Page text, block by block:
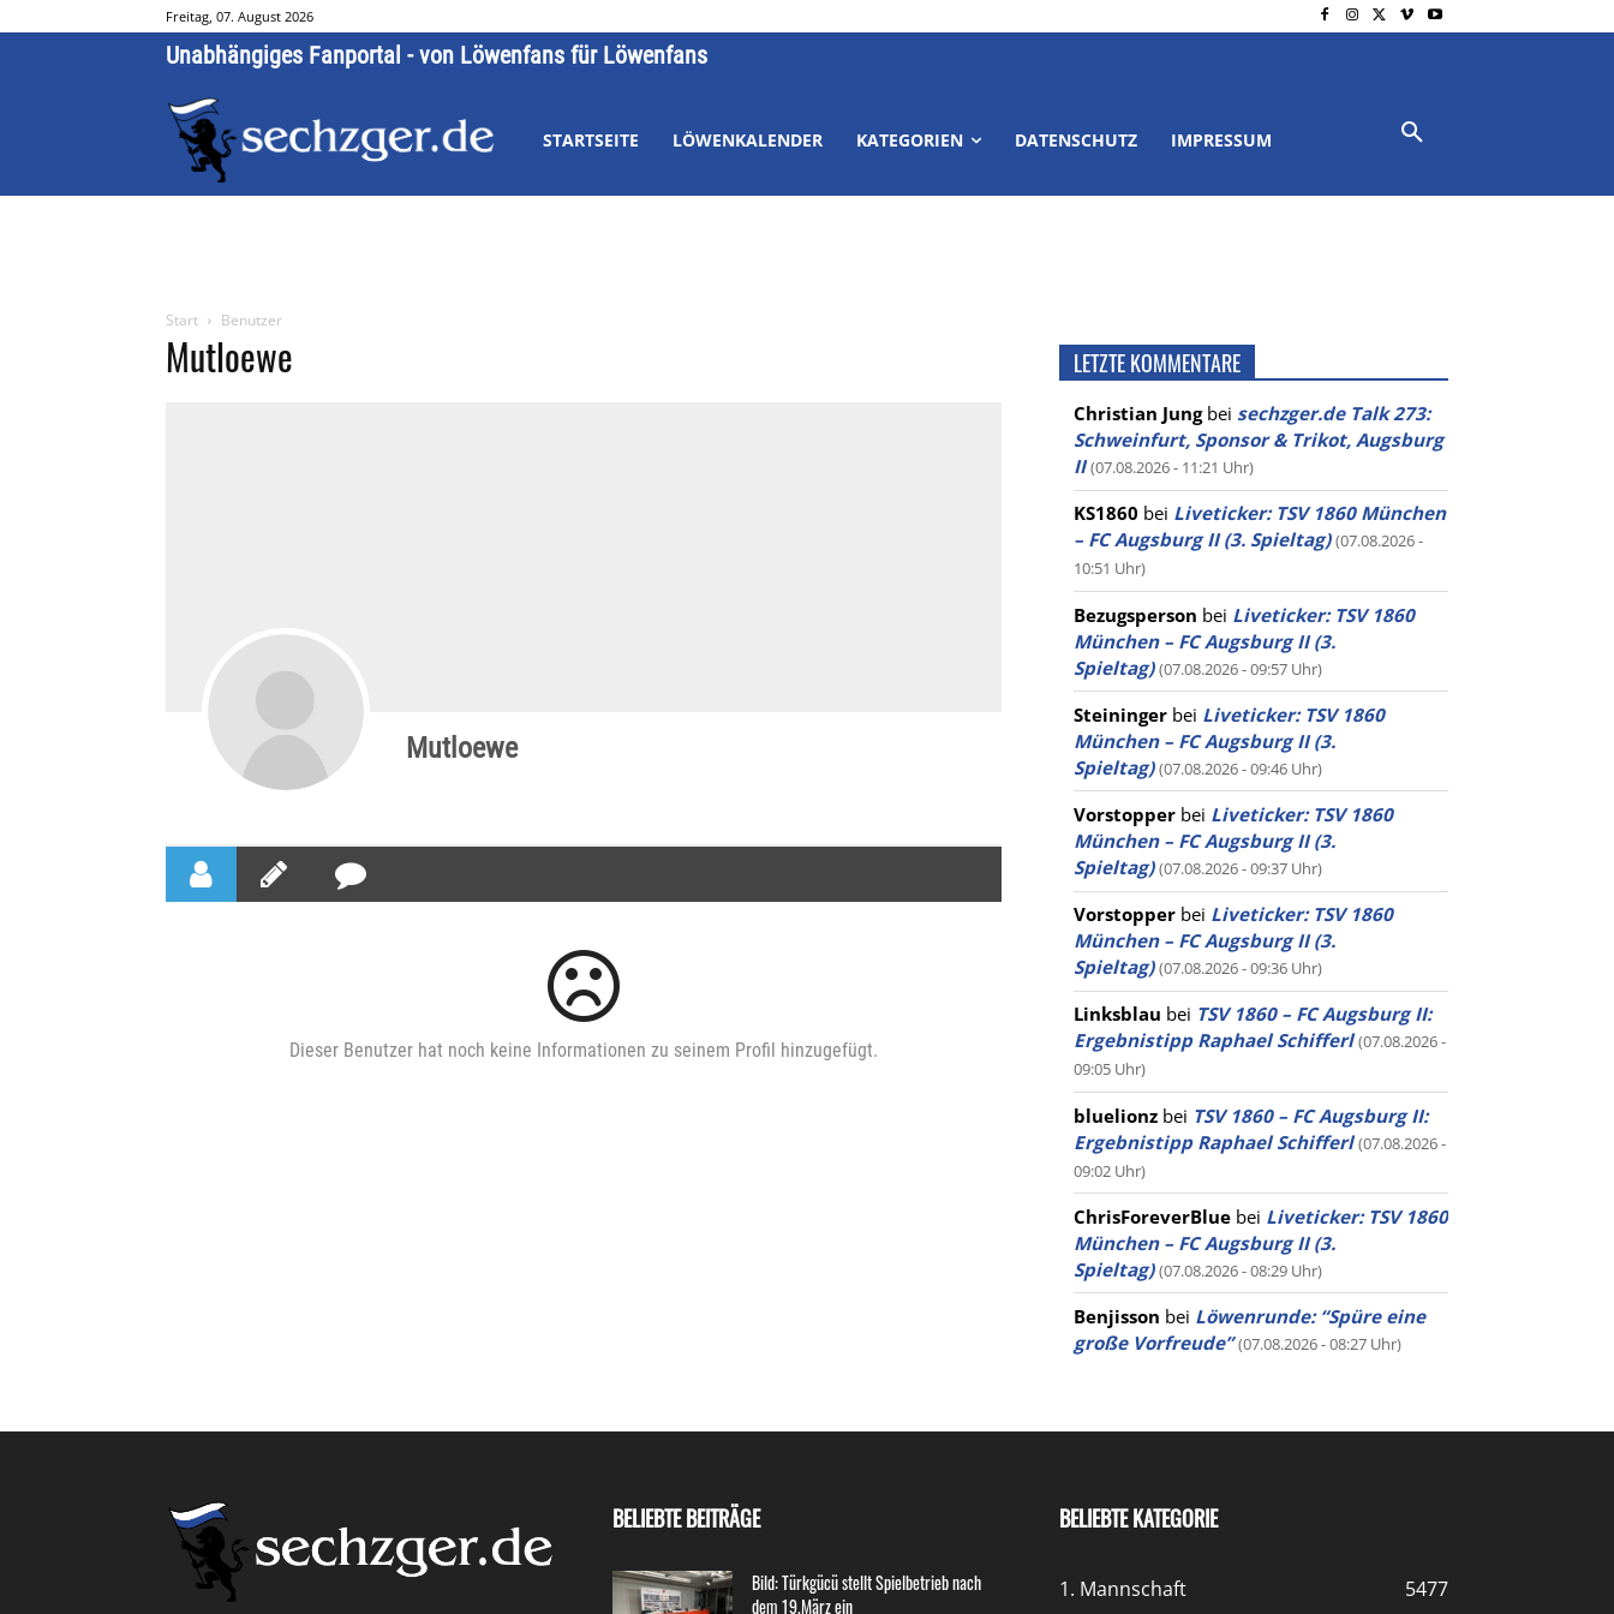
Freitag, 07. August 2026
Unabhängiges Fanportal - von Löwenfans für Löwenfans
STARTSEITE LÖWENKALENDER KATEGORIEN DATENSCHUTZ IMPRESSUM
Start Benutzer
Mutloewe
Mutloewe
Dieser Benutzer hat noch keine Informationen zu seinem Profil hinzugefügt.
LETZTE KOMMENTARE
Christian Jungbei sechzger.de Talk 273:
Schweinfurt, Sponsor & Trikot, Augsburg
II (07.08.2026 - 11:21 Uhr)
KS1860 bei Liveticker: TSV 1860 München
– FC Augsburg II (3. Spieltag) (07.08.2026 -
10:51 Uhr)
Bezugsperson bei Liveticker: TSV 1860
München – FC Augsburg II (3.
Spieltag) (07.08.2026 - 09:57 Uhr)
Steininger bei Liveticker: TSV 1860
München – FC Augsburg II (3.
Spieltag) (07.08.2026 - 09:46 Uhr)
Vorstopper bei Liveticker: TSV 1860
München – FC Augsburg II (3.
Spieltag) (07.08.2026 - 09:37 Uhr)
Vorstopper bei Liveticker: TSV 1860
München – FC Augsburg II (3.
Spieltag) (07.08.2026 - 09:36 Uhr)
Linksblau bei TSV 1860 – FC Augsburg II:
Ergebnistipp Raphael Schifferl (07.08.2026 -
09:05 Uhr)
bluelionz bei TSV 1860 – FC Augsburg II:
Ergebnistipp Raphael Schifferl (07.08.2026 -
09:02 Uhr)
ChrisForeverBlue bei Liveticker: TSV 1860
München – FC Augsburg II (3.
Spieltag) (07.08.2026 - 08:29 Uhr)
Benjisson bei Löwenrunde: “Spüre eine
große Vorfreude” (07.08.2026 - 08:27 Uhr)
BELIEBTE BEITRÄGE
Bild: Türkgücü stellt Spielbetrieb nach
dem 19.März ein
BELIEBTE KATEGORIE
1. Mannschaft
5477